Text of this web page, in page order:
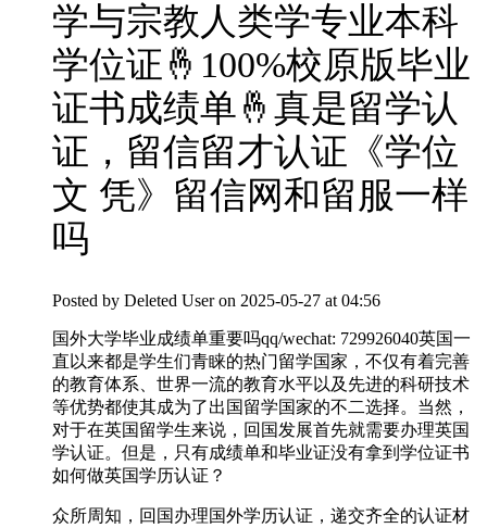
学与宗教人类学专业本科
学位证🤞100%校原版毕业
证书成绩单🤞真是留学认
证，留信留才认证《学位
文 凭》留信网和留服一样
吗
Posted by Deleted User on 2025-05-27 at 04:56
国外大学毕业成绩单重要吗qq/wechat: 729926040英国一
直以来都是学生们青睐的热门留学国家，不仅有着完善
的教育体系、世界一流的教育水平以及先进的科研技术
等优势都使其成为了出国留学国家的不二选择。当然，
对于在英国留学生来说，回国发展首先就需要办理英国
学认证。但是，只有成绩单和毕业证没有拿到学位证书
如何做英国学历认证？
众所周知，回国办理国外学历认证，递交齐全的认证材